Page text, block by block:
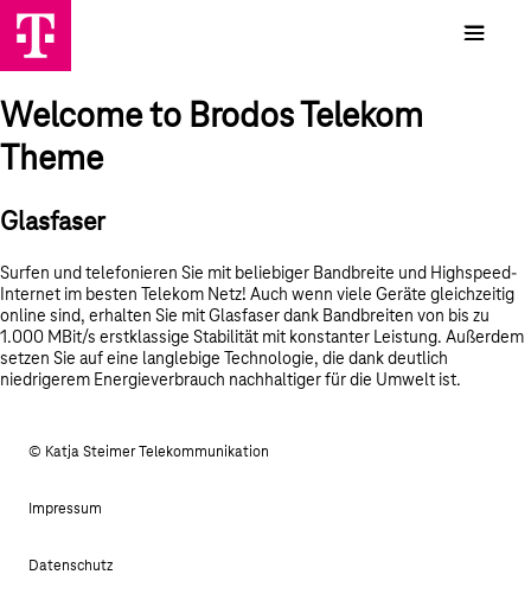
Welcome to Brodos Telekom
Theme
Glasfaser
Surfen und telefonieren Sie mit beliebiger Bandbreite und Highspeed-
Internet im besten Telekom Netz! Auch wenn viele Geräte gleichzeitig
online sind, erhalten Sie mit Glasfaser dank Bandbreiten von bis zu
1.000 MBit/s erstklassige Stabilität mit konstanter Leistung. Außerdem
setzen Sie auf eine langlebige Technologie, die dank deutlich
niedrigerem Energieverbrauch nachhaltiger für die Umwelt ist.
© Katja Steimer Telekommunikation
Impressum
Datenschutz